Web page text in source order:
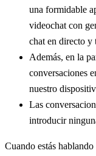
una formidable
videochat con
chat en directo
Además, en la
conversaciones
nuestro
Las
introducir
Cuando estás